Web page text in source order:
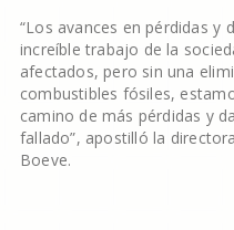
“Los avances en pérdidas y
increíble trabajo de la
afectados, pero sin una
combustibles fósiles,
camino de más pérdidas y
fallado”, apostilló la
Boeve.